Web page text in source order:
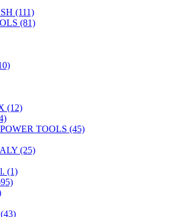
(111)
(81)
(12)
TOOLS (45)
(25)
(1)
(43)